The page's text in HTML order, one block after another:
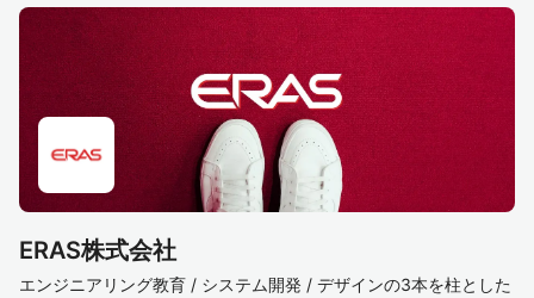
ERAS株式会社
エンジニアリング教育 / システム開発 / デザインの3本を柱とした